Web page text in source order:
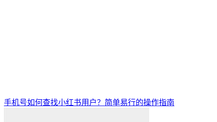
手机号如何查找小红书用户？简单易行的操作指南